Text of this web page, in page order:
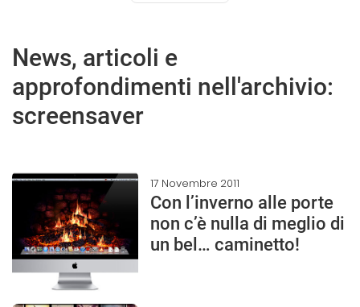
News, articoli e
approfondimenti nell'archivio:
screensaver
17 Novembre 2011
Con l’inverno alle porte
non c’è nulla di meglio di
un bel… caminetto!